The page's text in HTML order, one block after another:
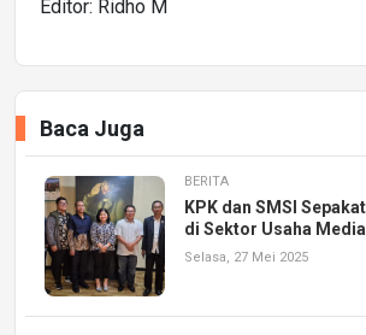
Editor: Ridho M
Baca Juga
BERITA
KPK dan SMSI
di Sektor Usaha
Selasa, 27 Mei 2025